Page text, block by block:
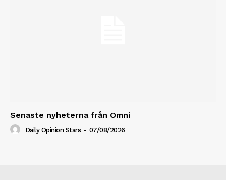
Senaste nyheterna från Omni
Daily Opinion Stars - 07/08/2026